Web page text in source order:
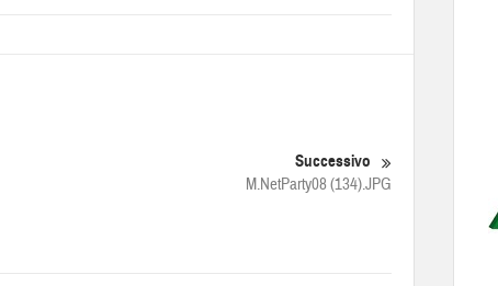
Successivo
M.NetParty08 (134).JPG